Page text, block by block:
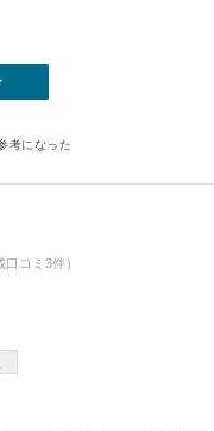
考になった
コミ3件）